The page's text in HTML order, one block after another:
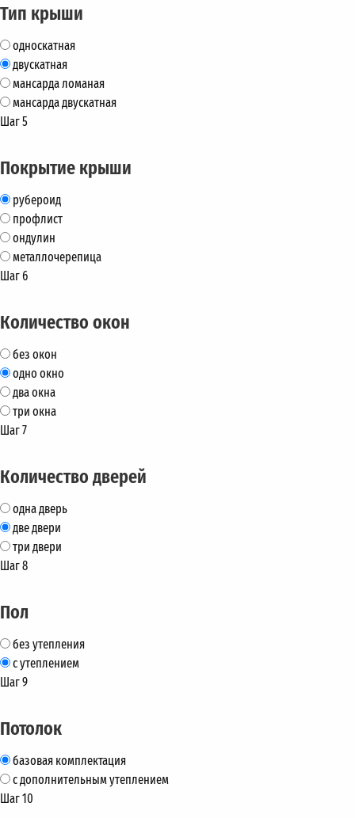
Тип крыши
односкатная
двускатная
мансарда ломаная
мансарда двускатная
Шаг 5
Покрытие крыши
рубероид
профлист
ондулин
металлочерепица
Шаг 6
Количество окон
без окон
одно окно
два окна
три окна
Шаг 7
Количество дверей
одна дверь
две двери
три двери
Шаг 8
Пол
без утепления
с утеплением
Шаг 9
Потолок
базовая комплектация
с дополнительным утеплением
Шаг 10